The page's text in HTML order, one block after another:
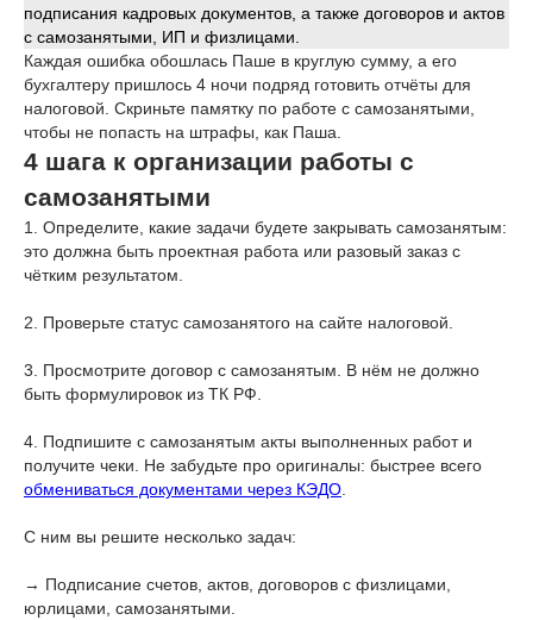
подписания кадровых документов, а также договоров и актов
с самозанятыми, ИП и физлицами.
Каждая ошибка обошлась Паше в круглую сумму, а его
бухгалтеру пришлось 4 ночи подряд готовить отчёты для
налоговой. Скриньте памятку по работе с самозанятыми,
чтобы не попасть на штрафы, как Паша.
4 шага к организации работы с
самозанятыми
1. Определите, какие задачи будете закрывать самозанятым:
это должна быть проектная работа или разовый заказ с
чётким результатом.
2. Проверьте статус самозанятого на сайте налоговой.
3. Просмотрите договор с самозанятым. В нём не должно
быть формулировок из ТК РФ.
4. Подпишите с самозанятым акты выполненных работ и
получите чеки. Не забудьте про оригиналы: быстрее всего
обмениваться документами через КЭДО
С ним вы решите несколько задач:
→ Подписание счетов, актов, договоров с физлицами,
юрлицами, самозанятыми.